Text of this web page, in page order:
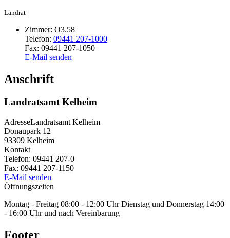
Landrat
Zimmer: O3.58
Telefon: 09441 207-1000
Fax: 09441 207-1050
E-Mail senden
Anschrift
Landratsamt Kelheim
AdresseLandratsamt Kelheim
Donaupark 12
93309 Kelheim
Kontakt
Telefon: 09441 207-0
Fax: 09441 207-1150
E-Mail senden
Öffnungszeiten
Montag - Freitag 08:00 - 12:00 Uhr Dienstag und Donnerstag 14:00
- 16:00 Uhr und nach Vereinbarung
Footer